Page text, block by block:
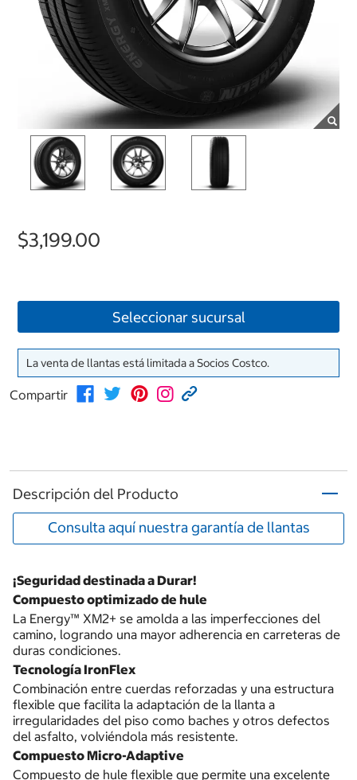
$3,199.00
Seleccionar sucursal
La venta de llantas está limitada a Socios Costco.
Compartir
Descripción del Producto
Consulta aquí nuestra garantía de llantas
¡Seguridad destinada a Durar!
Compuesto optimizado de hule
La Energy™ XM2+ se amolda a las imperfecciones del
camino, logrando una mayor adherencia en carreteras de
duras condiciones.
Tecnología IronFlex
Combinación entre cuerdas reforzadas y una estructura
flexible que facilita la adaptación de la llanta a
irregularidades del piso como baches y otros defectos
del asfalto, volviéndola más resistente.
Compuesto Micro-Adaptive
Compuesto de hule flexible que permite una excelente